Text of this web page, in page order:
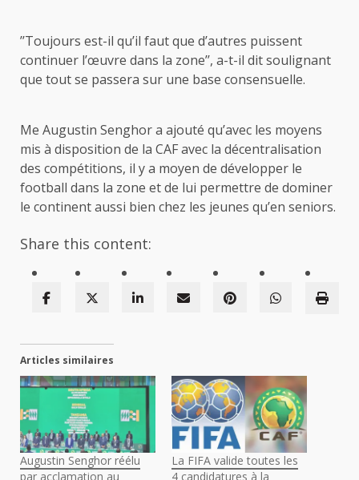
’’Toujours est-il qu’il faut que d’autres puissent
continuer l’œuvre dans la zone’’, a-t-il dit soulignant
que tout se passera sur une base consensuelle.
Me Augustin Senghor a ajouté qu’avec les moyens
mis à disposition de la CAF avec la décentralisation
des compétitions, il y a moyen de développer le
football dans la zone et de lui permettre de dominer
le continent aussi bien chez les jeunes qu’en seniors.
Share this content:
Articles similaires
Augustin Senghor réélu
par acclamation au
La FIFA valide toutes les
4 candidatures à la